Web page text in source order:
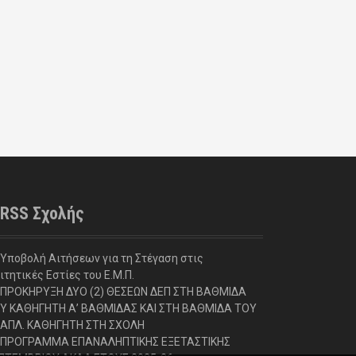
RSS Σχολής
Υποβολή Αιτήσεων για τη Στέγαση στις
Εστίες του Ε.Μ.Π.
ΠΡΟΚΗΡΥΞΗ ΔΥΟ (2) ΘΕΣΕΩΝ ΔΕΠ ΣΤΗ ΒΑΘΜΙΔΑ
ΚΑΘΗΓΗΤΗ Α’ ΒΑΘΜΙΔΑΣ ΚΑΙ ΣΤΗ ΒΑΘΜΙΔΑ ΤΟΥ
ΚΑΘΗΓΗΤΗ ΣΤΗ ΣΧΟΛΗ
ΠΡΟΓΡΑΜΜΑ ΕΠΑΝΑΛΗΠΤΙΚΗΣ ΕΞΕΤΑΣΤΙΚΗΣ